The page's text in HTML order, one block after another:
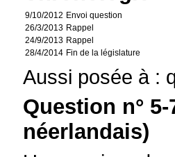
9/10/2012 Envoi question
26/3/2013 Rappel
24/9/2013 Rappel
28/4/2014 Fin de la législature
Aussi posée à :
Question n°
néerlandais)